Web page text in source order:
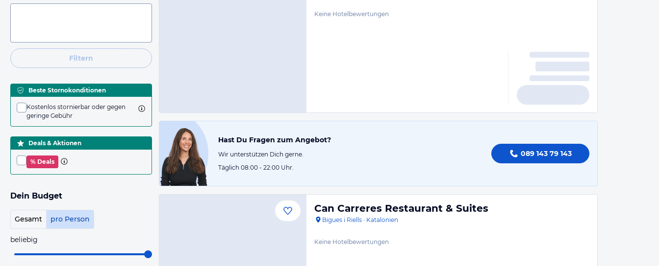
Filtern
Beste Stornokonditionen
Kostenlos stornierbar oder gegen
geringe Gebühr
Deals & Aktionen
% Deals
Dein Budget
Gesamt pro Person
beliebig
Keine Hotelbewertungen
Hast Du Fragen zum Angebot?
Wir unterstützen Dich gerne.
Täglich 08:00 - 22:00 Uhr.
089 143 79 143
Can Carreres Restaurant & Suites
Bigues i Riells · Katalonien
Keine Hotelbewertungen